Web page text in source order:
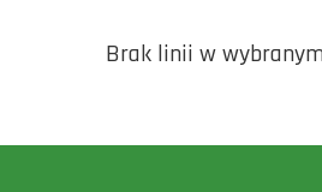
Brak linii w